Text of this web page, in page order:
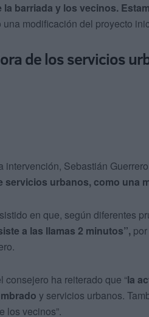
la barriada y los vecinos.
una modificación del proyecto
de los servicios
intervención, Sebastián
servicios urbanos, como una
en que, según diferentes
a las llamas 2 minutos”,
consejero ha reiterado que “la
y servicios urbanos.
los vecinos”.